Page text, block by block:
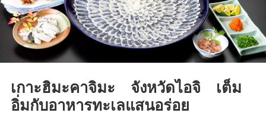
เกาะฮิมะคาจิมะ จังหวัดไอจิ เต็ม
อิ่มกับอาหารทะเลแสนอร่อย